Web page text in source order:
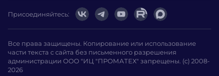
Все права защищены. Копирование или использование
части текста с сайта без письменного разрешения
администрации ООО "ИЦ "ПРОМАТЕХ" запрещены. (с) 2008-
2026
Присоединяйтесь: